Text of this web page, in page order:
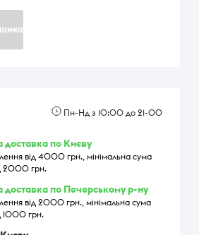
Пн-Нд з 10:00 до 21-00
доставка по Києву
від 4000 грн., мінімальна сума
2000 грн.
доставка по Печерському р-ну
від 2000 грн., мінімальна сума
1000 грн.